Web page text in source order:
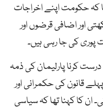
کہ حکومت اپنے اخراجات
اور اضافی قرضوں اور
کی جا رہی ہیں۔
کرنا پارلیمان کی ذمہ
قانون کی حکمرانی اور
ان کا کہنا تھا کہ سیاسی